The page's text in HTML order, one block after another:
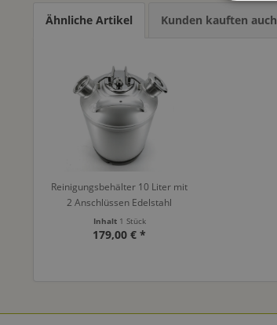
Ähnliche Artikel Kunden kauften auch
Reinigungsbehälter 10 Liter mit
2 Anschlüssen Edelstahl
Inhalt 1 Stück
179,00 € *